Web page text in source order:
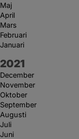
Maj
April
Mars
Februari
Januari
År:
2021
December
November
Oktober
September
Augusti
Juli
Juni